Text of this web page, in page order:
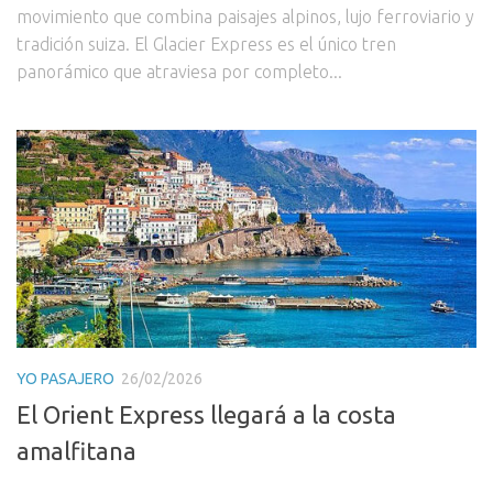
movimiento que combina paisajes alpinos, lujo ferroviario y
tradición suiza. El Glacier Express es el único tren
panorámico que atraviesa por completo...
YO PASAJERO 26/02/2026
El Orient Express llegará a la costa
amalfitana